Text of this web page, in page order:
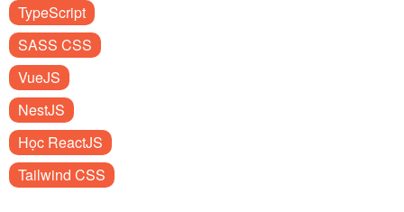
TypeScript
SASS CSS
VueJS
NestJS
Học ReactJS
Tailwind CSS